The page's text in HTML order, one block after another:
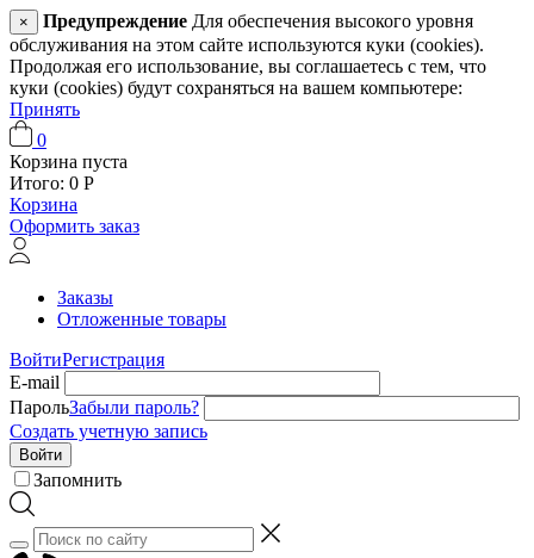
× Предупреждение Для обеспечения высокого уровня
обслуживания на этом сайте используются куки (cookies).
Продолжая его использование, вы соглашаетесь с тем, что
куки (cookies) будут сохраняться на вашем компьютере:
Принять
0
Корзина пуста
Итого: 0 Р
Корзина
Оформить заказ
Заказы
Отложенные товары
ВойтиРегистрация
E-mail
ПарольЗабыли пароль?
Создать учетную запись
Войти
Запомнить